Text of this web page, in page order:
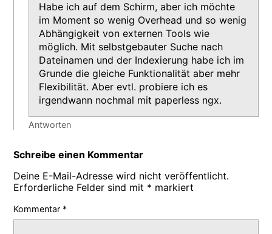
Habe ich auf dem Schirm, aber ich möchte
im Moment so wenig Overhead und so wenig
Abhängigkeit von externen Tools wie
möglich. Mit selbstgebauter Suche nach
Dateinamen und der Indexierung habe ich im
Grunde die gleiche Funktionalität aber mehr
Flexibilität. Aber evtl. probiere ich es
irgendwann nochmal mit paperless ngx.
Antworten
Schreibe einen Kommentar
Deine E-Mail-Adresse wird nicht veröffentlicht.
Erforderliche Felder sind mit * markiert
Kommentar *